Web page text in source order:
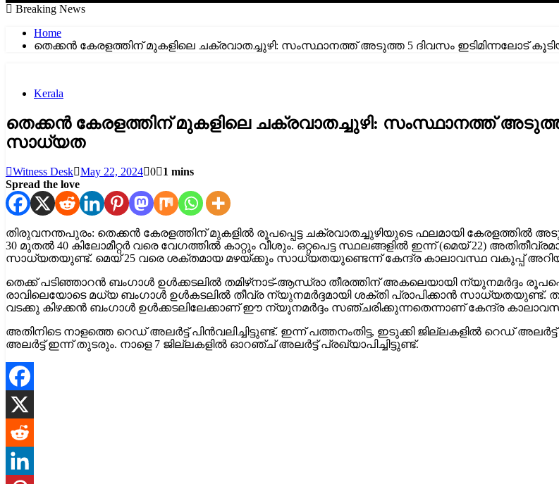
Breaking News
Home
തെക്കൻ കേരളത്തിന് മുകളിലെ ചക്രവാതച്ചുഴി: സംസ്ഥാനത്ത് അടുത്ത 5 ദിവസം ഇടിമിന്നലോട്
Kerala
തെക്കൻ കേരളത്തിന് മുകളിലെ ചക്രവാതച്ചുഴി: സംസ്ഥാനത്ത് അടുത്ത
സാധ്യത
Witness Desk May 22, 2024 0
1 mins
Spread the love
തിരുവനന്തപുരം: തെക്കൻ കേരളത്തിന് മുകളിൽ രൂപപ്പെട്ട ചക്രവാതച്ചുഴിയുടെ ഫലമായി കേരളത്തിൽ
30 മുതൽ 40 കിലോമീറ്റര്‍ വരെ വേഗത്തിൽ കാറ്റും വീശും. ഒറ്റപെട്ട സ്ഥലങ്ങളിൽ ഇന്ന് (മെയ്‌ 22)
സാധ്യതയുണ്ട്. മെയ്‌ 25 വരെ ശക്തമായ മഴയ്ക്കും സാധ്യതയുണ്ടെന്ന് കേന്ദ്ര കാലാവസ്ഥ വകുപ്പ്
തെക്ക് പടിഞ്ഞാറൻ ബംഗാൾ ഉൾക്കടലിൽ തമിഴ്‌നാട്-ആന്ധ്രാ തീരത്തിന് അകലെയായി ന്യുനമർദ്ദം
രാവിലെയോടെ മധ്യ ബംഗാൾ ഉൾകടലിൽ തീവ്ര ന്യുനമർദ്ദമായി ശക്തി പ്രാപിക്കാൻ സാധ്യതയുണ്ട്.
വടക്കു കിഴക്കൻ ബംഗാൾ ഉൾക്കടലിലേക്കാണ് ഈ ന്യൂനമര്‍ദ്ദം സഞ്ചരിക്കുന്നതെന്നാണ് കേന്ദ്ര
അതിനിടെ നാളത്തെ റെഡ് അലർട്ട് പിൻവലിച്ചിട്ടുണ്ട്. ഇന്ന് പത്തനംതിട്ട, ഇടുക്കി ജില്ലകളിൽ റെഡ്
അലർട്ട് ഇന്ന് തുടരും. നാളെ 7 ജില്ലകളിൽ ഓറഞ്ച് അലർട്ട് പ്രഖ്യാപിച്ചിട്ടുണ്ട്.